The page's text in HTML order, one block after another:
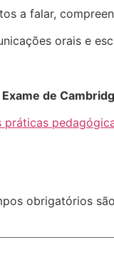
a falar,
orais e
de
práticas
obrigatórios